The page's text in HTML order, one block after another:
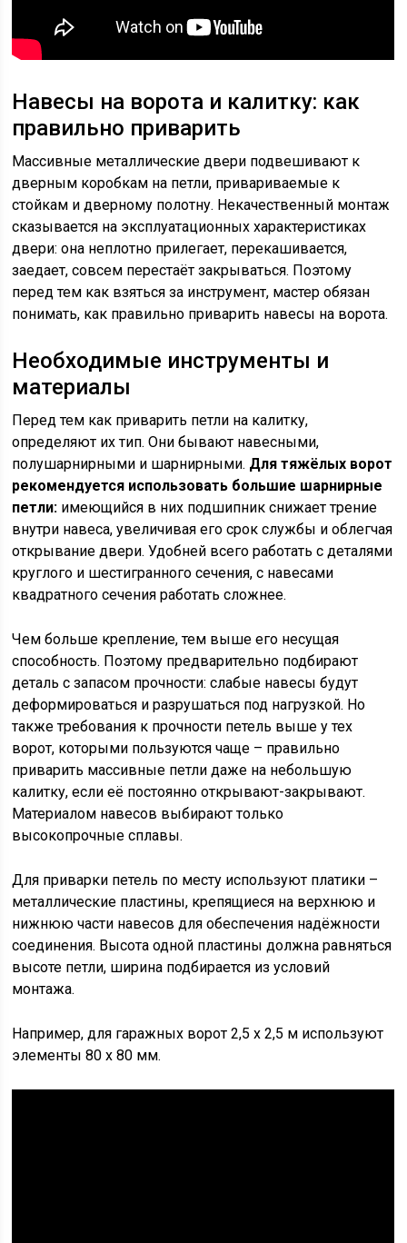
Навесы на ворота и калитку: как
правильно приварить
Массивные металлические двери подвешивают к
дверным коробкам на петли, привариваемые к
стойкам и дверному полотну. Некачественный монтаж
сказывается на эксплуатационных характеристиках
двери: она неплотно прилегает, перекашивается,
заедает, совсем перестаёт закрываться. Поэтому
перед тем как взяться за инструмент, мастер обязан
понимать, как правильно приварить навесы на ворота.
Необходимые инструменты и
материалы
Перед тем как приварить петли на калитку,
определяют их тип. Они бывают навесными,
полушарнирными и шарнирными. Для тяжёлых ворот
рекомендуется использовать большие шарнирные
петли: имеющийся в них подшипник снижает трение
внутри навеса, увеличивая его срок службы и облегчая
открывание двери. Удобней всего работать с деталями
круглого и шестигранного сечения, с навесами
квадратного сечения работать сложнее.
Чем больше крепление, тем выше его несущая
способность. Поэтому предварительно подбирают
деталь с запасом прочности: слабые навесы будут
деформироваться и разрушаться под нагрузкой. Но
также требования к прочности петель выше у тех
ворот, которыми пользуются чаще – правильно
приварить массивные петли даже на небольшую
калитку, если её постоянно открывают-закрывают.
Материалом навесов выбирают только
высокопрочные сплавы.
Для приварки петель по месту используют платики –
металлические пластины, крепящиеся на верхнюю и
нижнюю части навесов для обеспечения надёжности
соединения. Высота одной пластины должна равняться
высоте петли, ширина подбирается из условий
монтажа.
Например, для гаражных ворот 2,5 х 2,5 м используют
элементы 80 х 80 мм.